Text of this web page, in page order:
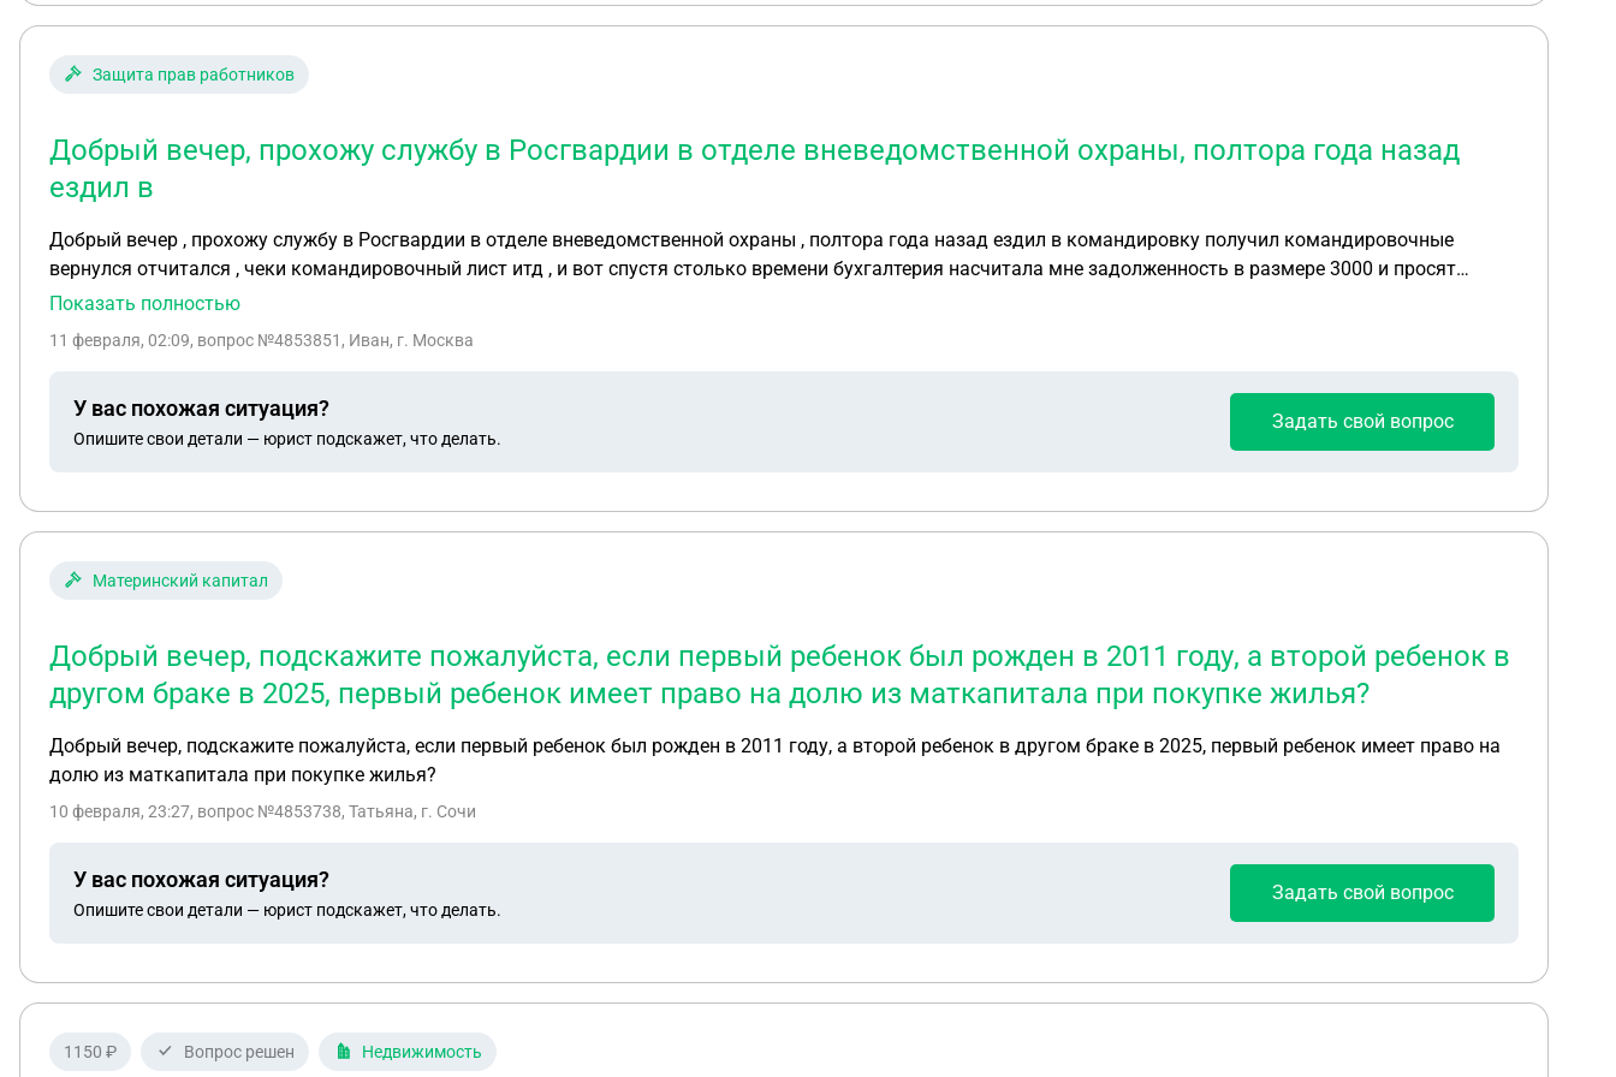
Защита прав работников
Добрый вечер, прохожу службу в Росгвардии в отделе вневедомственной охраны, полтора года назад
ездил в
Добрый вечер , прохожу службу в Росгвардии в отделе вневедомственной охраны , полтора года назад ездил в командировку получил командировочные
вернулся отчитался , чеки командировочный лист итд , и вот спустя столько времени бухгалтерия насчитала мне задолженность в размере 3000 и просят
оплатить , дали какие непонятные реквизиты , причем довольно сильно торопят с сроками оплаты
Показать полностью
11 февраля, 02:09, вопрос №4853851, Иван, г. Москва
У вас похожая ситуация?
Опишите свои детали — юрист подскажет, что делать.
Задать свой вопрос
Материнский капитал
Добрый вечер, подскажите пожалуйста, если первый ребенок был рожден в 2011 году, а второй ребенок в
другом браке в 2025, первый ребенок имеет право на долю из маткапитала при покупке жилья?
Добрый вечер, подскажите пожалуйста, если первый ребенок был рожден в 2011 году, а второй ребенок в другом браке в 2025, первый ребенок имеет право на
долю из маткапитала при покупке жилья?
10 февраля, 23:27, вопрос №4853738, Татьяна, г. Сочи
У вас похожая ситуация?
Опишите свои детали — юрист подскажет, что делать.
Задать свой вопрос
1150 ₽ Вопрос решен Недвижимость